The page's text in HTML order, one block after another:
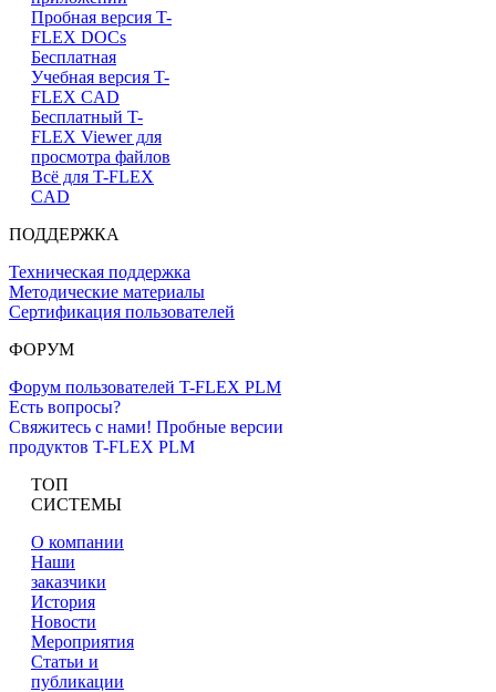
Пробная версия T-
FLEX DOCs
Бесплатная
Учебная версия T-
FLEX CAD
Бесплатный T-
FLEX Viewer для
просмотра файлов
Всё для T-FLEX
CAD
ПОДДЕРЖКА
Техническая поддержка
Методические материалы
Сертификация пользователей
ФОРУМ
Форум пользователей T-FLEX PLM
Есть вопросы?
Свяжитесь с нами! Пробные версии
продуктов T-FLEX PLM
ТОП
СИСТЕМЫ
О компании
Наши
заказчики
История
Новости
Мероприятия
Статьи и
публикации